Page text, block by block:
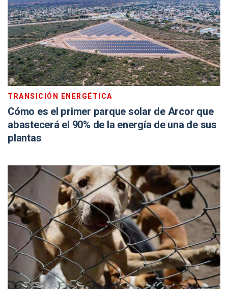
TRANSICIÓN ENERGÉTICA
Cómo es el primer parque solar de Arcor que
abastecerá el 90% de la energía de una de sus
plantas
OFICIAL
Brasil endureció las penas por maltrato animal
y Argentina aún mantiene una ley de 1954